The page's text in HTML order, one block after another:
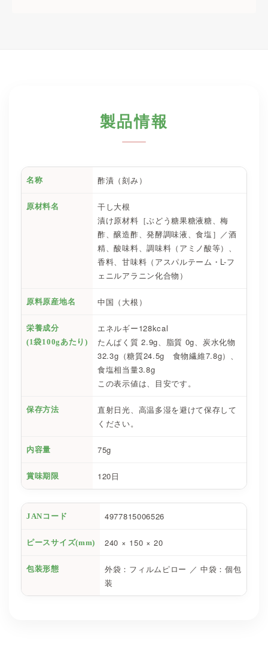
製品情報
名称 酢漬（刻み）
原材料名
干し大根
漬け原材料［ぶどう糖果糖液糖、梅
酢、醸造酢、発酵調味液、食塩］／酒
精、酸味料、調味料（アミノ酸等）、
香料、甘味料（アスパルテーム・L-フ
ェニルアラニン化合物）
原料原産地名 中国（大根）
栄養成分
(1袋100gあたり)
エネルギー128kcal
たんぱく質 2.9g、脂質 0g、炭水化物
32.3g（糖質24.5g 食物繊維7.8g）、
食塩相当量3.8g
この表示値は、目安です。
保存方法
直射日光、高温多湿を避けて保存して
ください。
内容量 75g
賞味期限 120日
JANコード 4977815006526
ピースサイズ(mm) 240 × 150 × 20
包装形態
外袋：フィルムピロー ／ 中袋：個包
装